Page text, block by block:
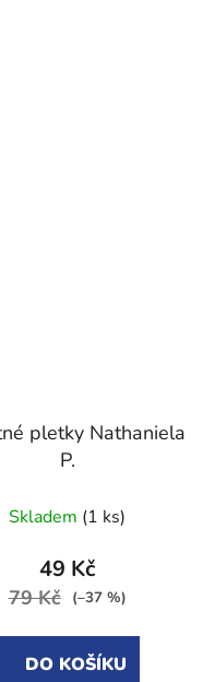
pletky Nathaniela
P.
Skladem (1 ks)
49 Kč
79 Kč (–37 %)
DO KOŠÍKU